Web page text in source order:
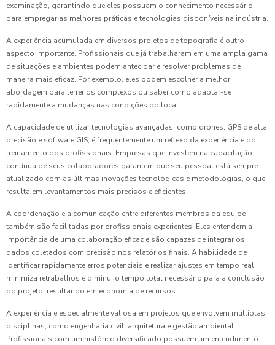
examinação, garantindo que eles possuam o conhecimento necessário
para empregar as melhores práticas e tecnologias disponíveis na indústria.
A experiência acumulada em diversos projetos de topografia é outro
aspecto importante. Profissionais que já trabalharam em uma ampla gama
de situações e ambientes podem antecipar e resolver problemas de
maneira mais eficaz. Por exemplo, eles podem escolher a melhor
abordagem para terrenos complexos ou saber como adaptar-se
rapidamente a mudanças nas condições do local.
A capacidade de utilizar tecnologias avançadas, como drones, GPS de alta
precisão e software GIS, é frequentemente um reflexo da experiência e do
treinamento dos profissionais. Empresas que investem na capacitação
contínua de seus colaboradores garantem que seu pessoal está sempre
atualizado com as últimas inovações tecnológicas e metodologias, o que
resulta em levantamentos mais precisos e eficientes.
A coordenação e a comunicação entre diferentes membros da equipe
também são facilitadas por profissionais experientes. Eles entendem a
importância de uma colaboração eficaz e são capazes de integrar os
dados coletados com precisão nos relatórios finais. A habilidade de
identificar rapidamente erros potenciais e realizar ajustes em tempo real
minimiza retrabalhos e diminui o tempo total necessário para a conclusão
do projeto, resultando em economia de recursos.
A experiência é especialmente valiosa em projetos que envolvem múltiplas
disciplinas, como engenharia civil, arquitetura e gestão ambiental.
Profissionais com um histórico diversificado possuem um entendimento